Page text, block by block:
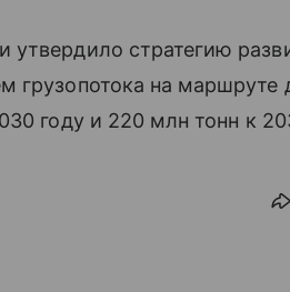
утвердило стратегию
грузопотока на маршруте
году и 220 млн тонн к